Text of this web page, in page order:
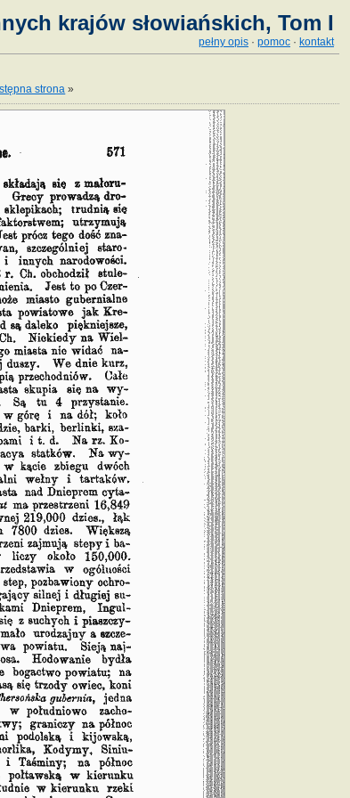
krajów słowiańskich, Tom I
pełny opis · pomoc · kontakt
strona »